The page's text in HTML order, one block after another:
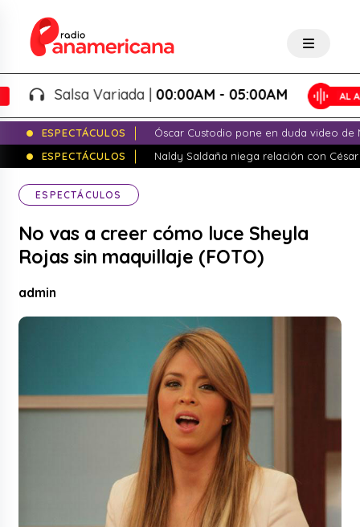
Salsa Variada |00:00AM - 05:00AM
ESPECTÁCULOS
Óscar Custodio pone en duda video de
ESPECTÁCULOS
Naldy Saldaña niega relación con
ESPECTÁCULOS
No vas a creer cómo luce Sheyla
Rojas sin maquillaje (FOTO)
admin